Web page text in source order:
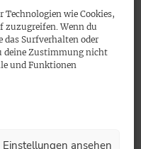
wie Cookies,
zuzugreifen. Wenn du
das Surfverhalten oder
deine Zustimmung nicht
und Funktionen
Einstellungen ansehen